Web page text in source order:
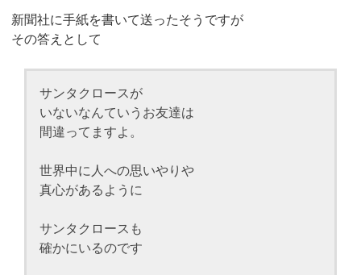
新聞社に手紙を書いて送ったそうですが
その答えとして
サンタクロースが
いないなんていうお友達は
間違ってますよ。
世界中に人への思いやりや
真心があるように
サンタクロースも
確かにいるのです